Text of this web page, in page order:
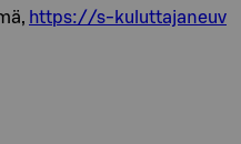
https://s-kuluttajaneuv